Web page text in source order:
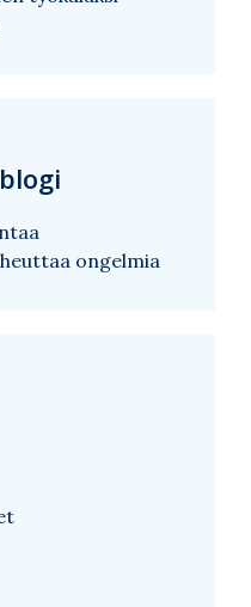
ongelmia